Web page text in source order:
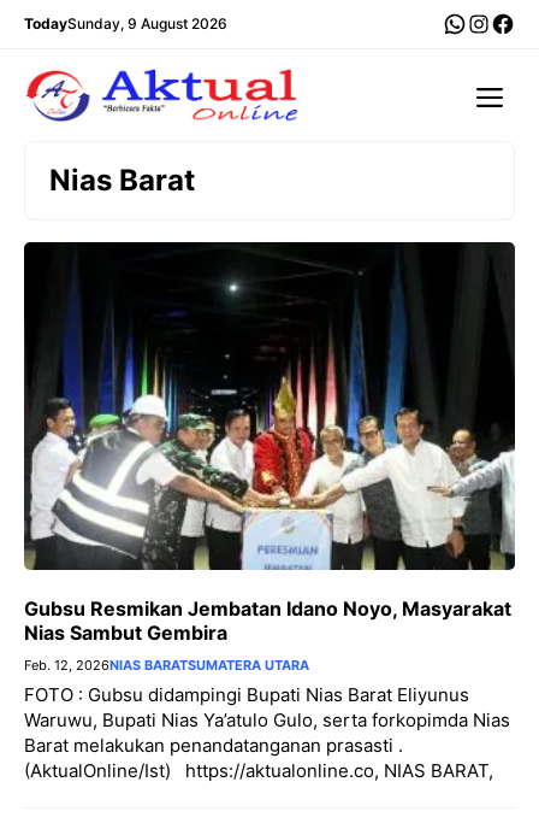
Langsung
TodaySunday, 9 August 2026
Nias Barat
Gubsu Resmikan Jembatan Idano Noyo, Masyarakat
Nias Sambut Gembira
Feb. 12, 2026NIAS BARATSUMATERA UTARA
FOTO : Gubsu didampingi Bupati Nias Barat Eliyunus
Waruwu, Bupati Nias Ya’atulo Gulo, serta forkopimda Nias
Barat melakukan penandatanganan prasasti .
(AktualOnline/Ist) https://aktualonline.co, NIAS BARAT,